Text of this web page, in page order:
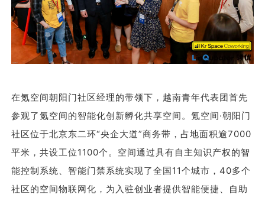
在氪空间朝阳门社区经理的带领下，越南青年代表团首先
参观了氪空间的智能化创新孵化共享空间。氪空间·朝阳门
社区位于北京东二环‌‌“央企大道”商务带，占地面积逾7000
平米，共设工位1100个。空间通过具有自主知识产权的智
能控制系统、智能门禁系统实现了全国11个城市，40多个
社区的空间物联网化，为入驻创业者提供智能便捷、自助